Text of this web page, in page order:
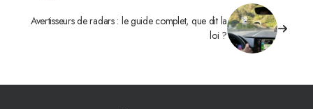
Avertisseurs de radars : le guide complet, que dit la
loi ?